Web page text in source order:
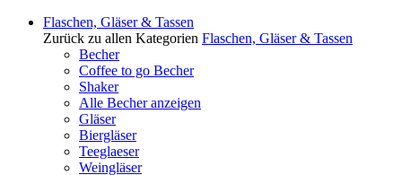
Flaschen, Gläser & Tassen
Zurück zu allen Kategorien Flaschen, Gläser & Tassen
Becher
Coffee to go Becher
Shaker
Alle Becher anzeigen
Gläser
Biergläser
Teeglaeser
Weingläser